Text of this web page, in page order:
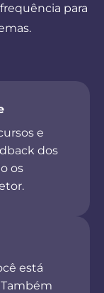
para
e
dos
os
está